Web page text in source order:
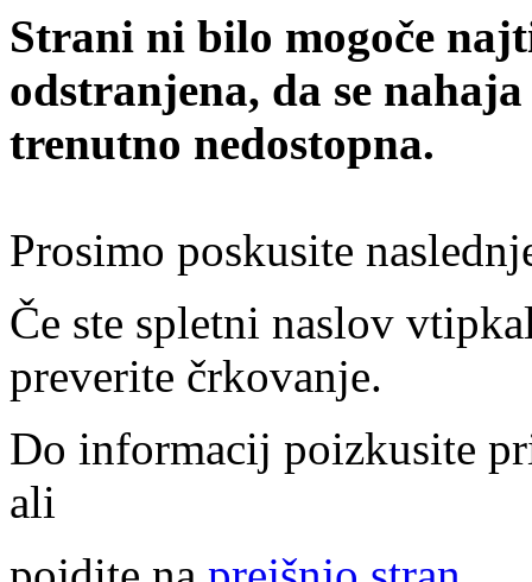
Strani ni bilo mogoče
odstranjena, da se
trenutno nedostopna.
Prosimo poskusite
Če ste spletni naslov
preverite črkovanje.
Do informacij poizkusite
ali